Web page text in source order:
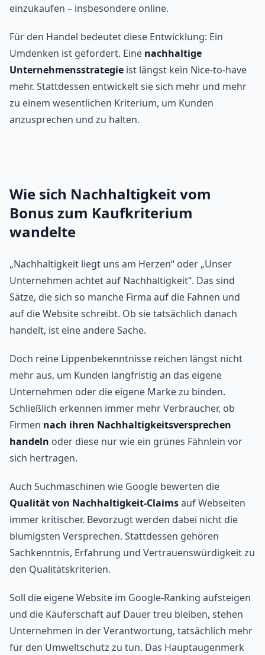
einzukaufen – insbesondere online.
Für den Handel bedeutet diese Entwicklung: Ein
Umdenken ist gefordert. Eine nachhaltige
Unternehmensstrategie ist längst kein Nice-to-have
mehr. Stattdessen entwickelt sie sich mehr und mehr
zu einem wesentlichen Kriterium, um Kunden
anzusprechen und zu halten.
Wie sich Nachhaltigkeit vom
Bonus zum Kaufkriterium
wandelte
„Nachhaltigkeit liegt uns am Herzen“ oder „Unser
Unternehmen achtet auf Nachhaltigkeit“. Das sind
Sätze, die sich so manche Firma auf die Fahnen und
auf die Website schreibt. Ob sie tatsächlich danach
handelt, ist eine andere Sache.
Doch reine Lippenbekenntnisse reichen längst nicht
mehr aus, um Kunden langfristig an das eigene
Unternehmen oder die eigene Marke zu binden.
Schließlich erkennen immer mehr Verbraucher, ob
Firmen nach ihren Nachhaltigkeitsversprechen
handeln oder diese nur wie ein grünes Fähnlein vor
sich hertragen.
Auch Suchmaschinen wie Google bewerten die
Qualität von Nachhaltigkeit-Claimsauf Webseiten
immer kritischer. Bevorzugt werden dabei nicht die
blumigsten Versprechen. Stattdessen gehören
Sachkenntnis, Erfahrung und Vertrauenswürdigkeit zu
den Qualitätskriterien.
Soll die eigene Website im Google-Ranking aufsteigen
und die Käuferschaft auf Dauer treu bleiben, stehen
Unternehmen in der Verantwortung, tatsächlich mehr
für den Umweltschutz zu tun. Das Hauptaugenmerk